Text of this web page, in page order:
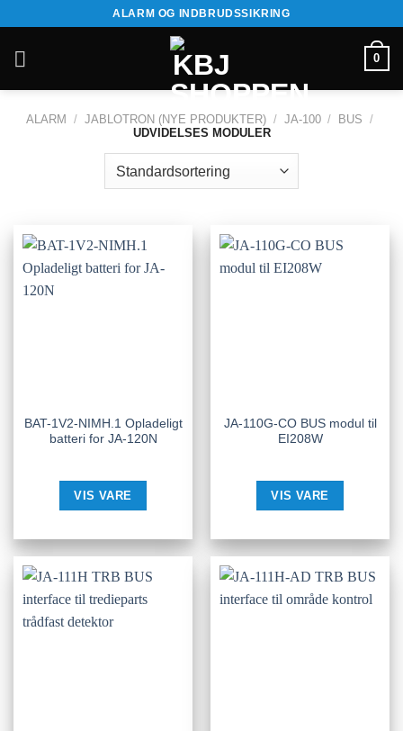
indhold
ALARM OG INDBRUDSSIKRING
0
ALARM / JABLOTRON (NYE PRODUKTER) / JA-100 / BUS /
UDVIDELSES MODULER
BAT-1V2-NIMH.1 Opladeligt
batteri for JA-120N
VIS VARE
JA-110G-CO BUS modul til
EI208W
VIS VARE